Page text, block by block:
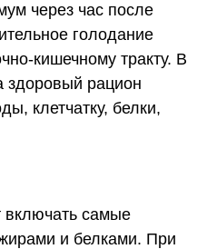
через час после
голодание
кишечному тракту. В
здоровый рацион
клетчатку, белки,
включать самые
и белками. При